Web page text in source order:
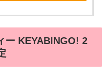
ー KEYABINGO! 2